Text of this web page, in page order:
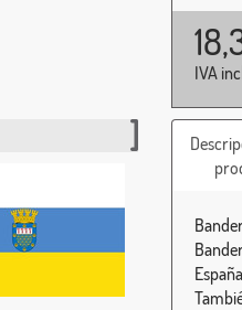
IVA